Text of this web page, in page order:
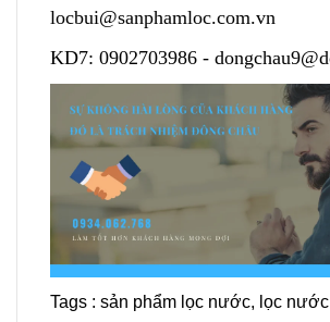
locbui@sanphamloc.com.vn
KD7: 0902703986 -
Tags : sản phẩm lọc nước, lọc